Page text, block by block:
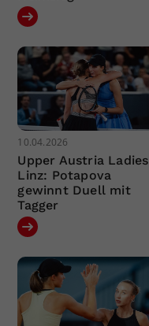
10.04.2026
Upper Austria Ladies
Linz: Potapova
gewinnt Duell mit
Tagger